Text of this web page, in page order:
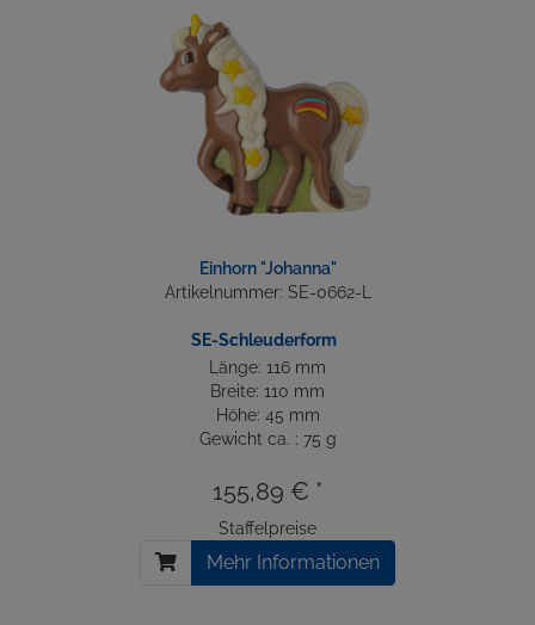
Einhorn "Johanna"
Artikelnummer: SE-0662-L
SE-Schleuderform
Länge: 116 mm
Breite: 110 mm
Höhe: 45 mm
Gewicht ca. : 75 g
155,89 € *
Staffelpreise
Mehr Informationen